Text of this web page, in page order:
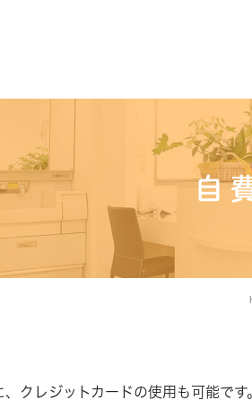
自
クレジットカードの使用も可能です